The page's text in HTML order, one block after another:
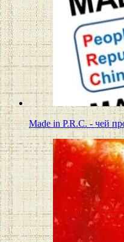
Made in P.R.C. - чей